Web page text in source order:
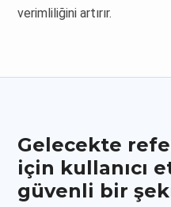
verimliliğini artırır.
Gelecekte
için kullanıcı
güvenli bir